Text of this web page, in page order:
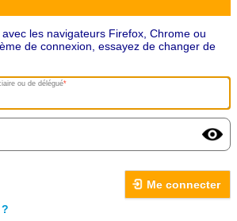
les navigateurs Firefox, Chrome ou
de connexion, essayez de changer de
ou de délégué
Me connecter